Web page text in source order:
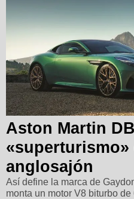
Aston Martin
anglosajón
Así define la marca de
monta un motor V8 biturbo